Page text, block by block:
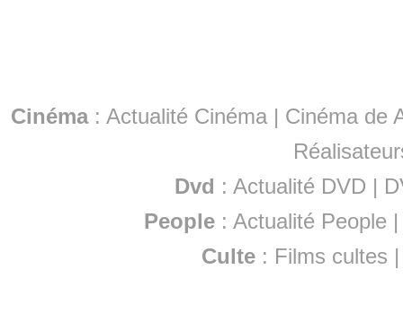
Cinéma: Actualité Cinéma | Cinéma de
Dvd : Actualité DVD |
People :Actualité People
Culte : Films cultes